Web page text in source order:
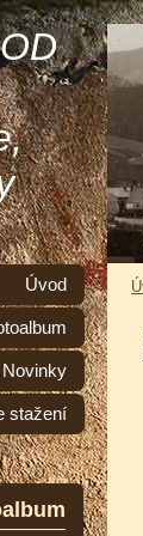
Úvod
Novinky
stažení